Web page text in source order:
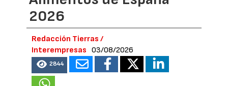
2026
Redacción Tierras /
Interempresas
03/08/2026
2844